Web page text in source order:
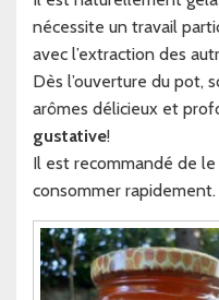
nécessite un travail
avec l’extraction des
Dès l’ouverture du pot,
arômes délicieux et
gustative!
Il est recommandé de
consommer rapidement.